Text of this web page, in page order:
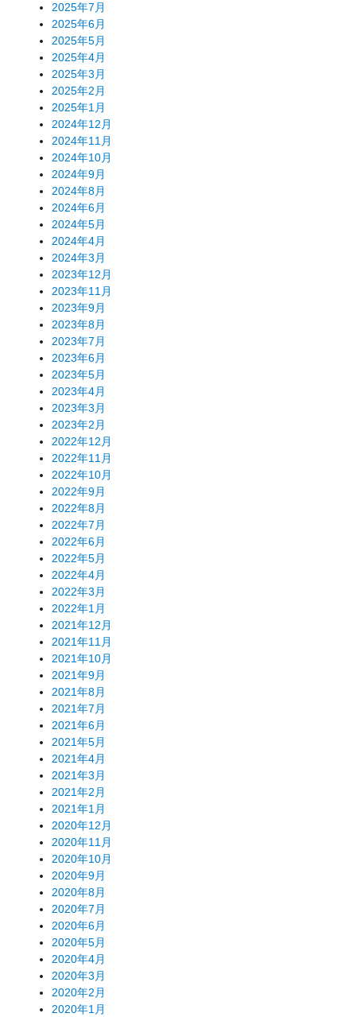
2025年7月
2025年6月
2025年5月
2025年4月
2025年3月
2025年2月
2025年1月
2024年12月
2024年11月
2024年10月
2024年9月
2024年8月
2024年6月
2024年5月
2024年4月
2024年3月
2023年12月
2023年11月
2023年9月
2023年8月
2023年7月
2023年6月
2023年5月
2023年4月
2023年3月
2023年2月
2022年12月
2022年11月
2022年10月
2022年9月
2022年8月
2022年7月
2022年6月
2022年5月
2022年4月
2022年3月
2022年1月
2021年12月
2021年11月
2021年10月
2021年9月
2021年8月
2021年7月
2021年6月
2021年5月
2021年4月
2021年3月
2021年2月
2021年1月
2020年12月
2020年11月
2020年10月
2020年9月
2020年8月
2020年7月
2020年6月
2020年5月
2020年4月
2020年3月
2020年2月
2020年1月